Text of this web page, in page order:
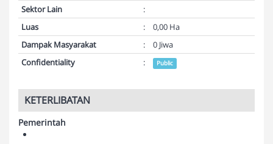
Sektor Lain
:
Luas
:
0,00 Ha
Dampak Masyarakat
:
0 Jiwa
Confidentiality
: Public
KETERLIBATAN
Pemerintah